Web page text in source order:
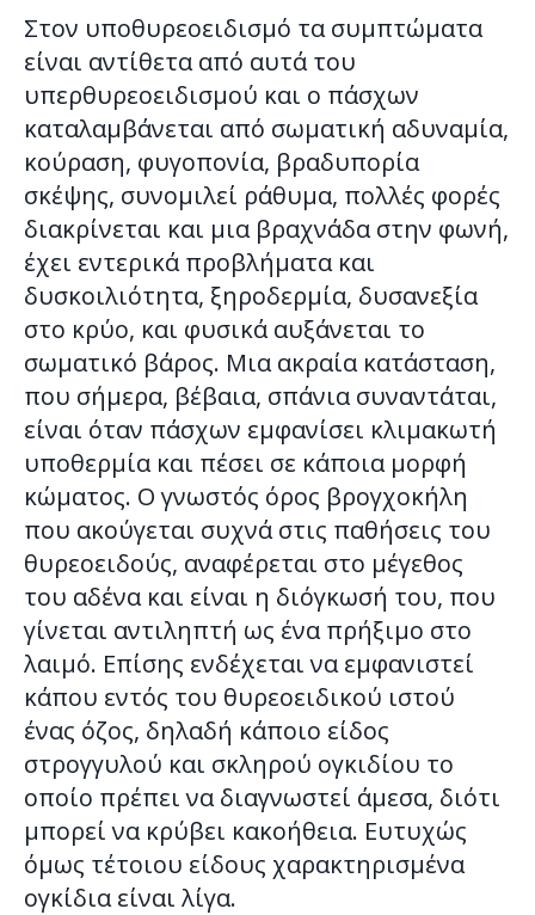
Στον υποθυρεοειδισμό τα συμπτώματα
είναι αντίθετα από αυτά του
υπερθυρεοειδισμού και ο πάσχων
καταλαμβάνεται από σωματική αδυναμία,
κούραση, φυγοπονία, βραδυπορία
σκέψης, συνομιλεί ράθυμα, πολλές φορές
διακρίνεται και μια βραχνάδα στην φωνή,
έχει εντερικά προβλήματα και
δυσκοιλιότητα, ξηροδερμία, δυσανεξία
στο κρύο, και φυσικά αυξάνεται το
σωματικό βάρος. Μια ακραία κατάσταση,
που σήμερα, βέβαια, σπάνια συναντάται,
είναι όταν πάσχων εμφανίσει κλιμακωτή
υποθερμία και πέσει σε κάποια μορφή
κώματος. Ο γνωστός όρος βρογχοκήλη
που ακούγεται συχνά στις παθήσεις του
θυρεοειδούς, αναφέρεται στο μέγεθος
του αδένα και είναι η διόγκωσή του, που
γίνεται αντιληπτή ως ένα πρήξιμο στο
λαιμό. Επίσης ενδέχεται να εμφανιστεί
κάπου εντός του θυρεοειδικού ιστού
ένας όζος, δηλαδή κάποιο είδος
στρογγυλού και σκληρού ογκιδίου το
οποίο πρέπει να διαγνωστεί άμεσα, διότι
μπορεί να κρύβει κακοήθεια. Ευτυχώς
όμως τέτοιου είδους χαρακτηρισμένα
ογκίδια είναι λίγα.